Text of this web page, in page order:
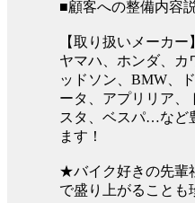
■顧客への整備内容
【取り扱いメーカー】
ヤマハ、ホンダ、カ
ッドソン、BMW、
ータ、アプリリア
スタ、ベスパ…など
ます！
★バイク好きの先輩
で盛り上がること